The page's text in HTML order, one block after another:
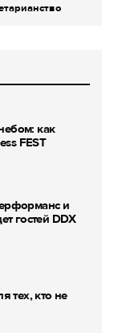
как
FEST
и
гостей DDX
тех, кто не